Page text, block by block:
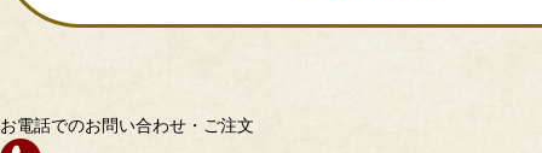
お電話でのお問い合わせ・ご注文